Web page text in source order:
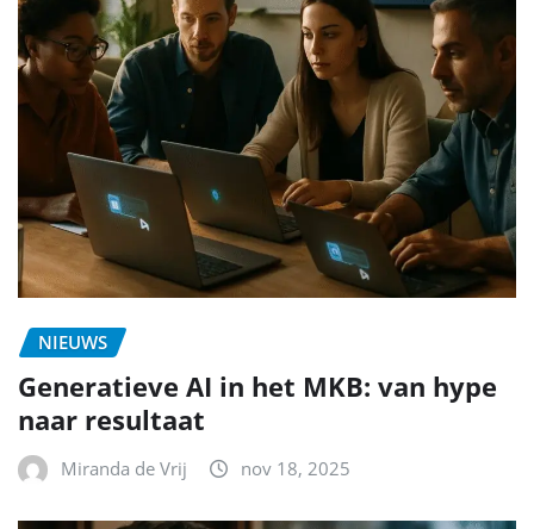
NIEUWS
Generatieve AI in het MKB: van hype
naar resultaat
Miranda de Vrij nov 18, 2025